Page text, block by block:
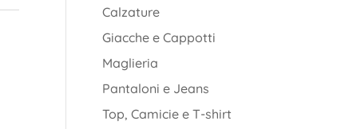
Calzature
Giacche e Cappotti
Maglieria
Pantaloni e Jeans
Top, Camicie e T-shirt